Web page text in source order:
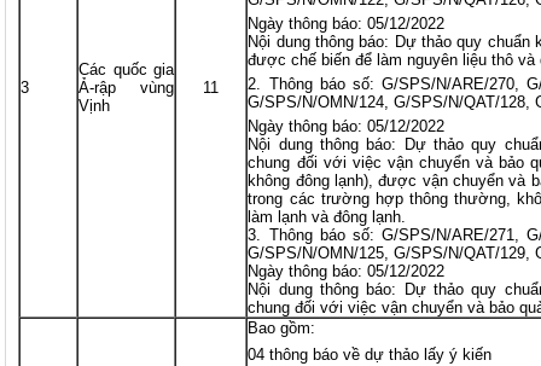
3
Các quốc gia
Ả-rập vùng
Vịnh
11
Ngày thông báo: 05/12/2022
Nội dung thông báo: Dự thảo quy
được chế biến để làm nguyên liệu thô
Thông báo số: G/SPS/N/ARE/270,
G/SPS/N/OMN/124, G/SPS/N/QAT/
Ngày thông báo: 05/12/2022
Nội dung thông báo: Dự thảo quy
chung đối với việc vận chuyển và bảo
không đông lạnh), được vận chuyển và
trong các trường hợp thông thường,
làm lạnh và đông lạnh.
3. Thông báo số: G/SPS/N/ARE/271,
G/SPS/N/OMN/125, G/SPS/N/QAT/
Ngày thông báo: 05/12/2022
Nội dung thông báo: Dự thảo quy
chung đối với việc vận chuyển và bảo
Bao gồm:
04 thông báo về dự thảo lấy ý kiến